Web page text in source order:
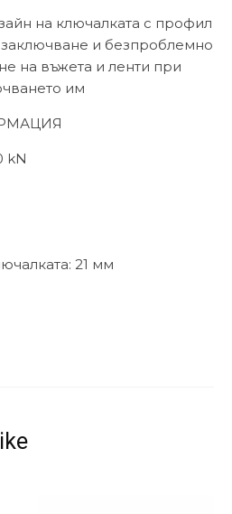
на ключалката с профил
и безпроблемно
на въжета и ленти при
им
kN
21 мм